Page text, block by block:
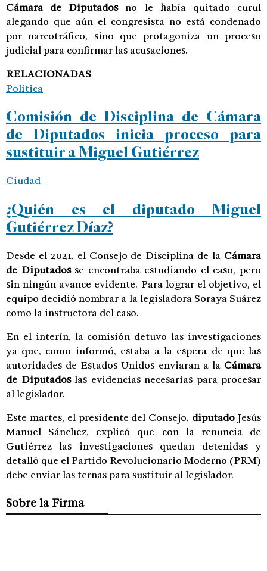
Cámara de Diputadosno le había quitado curul
alegando que aún el congresista no está condenado
por narcotráfico, sino que protagoniza un proceso
judicial para confirmar las acusaciones.
RELACIONADAS
Política
Comisión de Disciplina de Cámara
de Diputados inicia proceso para
sustituir a Miguel Gutiérrez
Ciudad
¿Quién es el diputado Miguel
Gutiérrez Díaz?
Desde el 2021, el Consejo de Disciplina de la Cámara
de Diputadosse encontraba estudiando el caso, pero
sin ningún avance evidente. Para lograr el objetivo, el
equipo decidió nombrar a la legisladora Soraya Suárez
como la instructora del caso.
En el interín, la comisión detuvo las investigaciones
ya que, como informó, estaba a la espera de que las
autoridades de Estados Unidos enviaran a la Cámara
de Diputadoslas evidencias necesarias para procesar
al legislador.
Este martes, el presidente del Consejo, diputado Jesús
Manuel Sánchez, explicó que con la renuncia de
Gutiérrez las investigaciones quedan detenidas y
detalló que el Partido Revolucionario Moderno (PRM)
debe enviar las ternas para sustituir al legislador.
Sobre la Firma